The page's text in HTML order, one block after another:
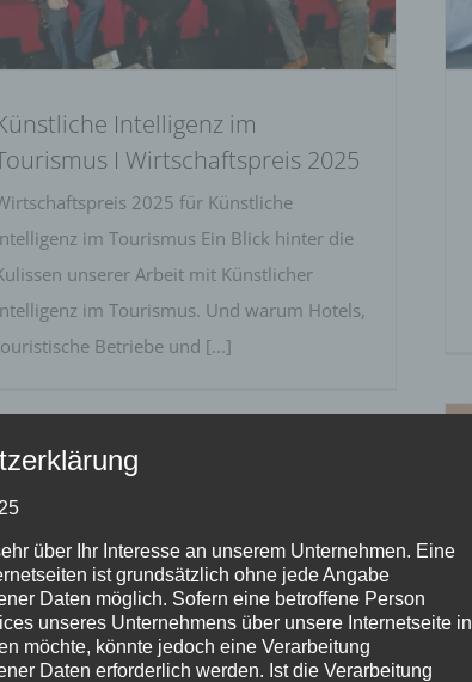
Intelligenz im
I Wirtschaftspreis 2025
2025 für Künstliche
im Tourismus Ein Blick hinter die
unserer Arbeit mit Künstlicher
im Tourismus. Und warum Hotels,
Betriebe und [...]
Web-Push-Benachrichtigungen
über Ihr Interesse an unserem Unternehmen. Eine
ist grundsätzlich ohne jede Angabe
Daten möglich. Sofern eine betroffene Person
unseres Unternehmens über unsere Internetseite in
möchte, könnte jedoch eine Verarbeitung
Daten erforderlich werden. Ist die Verarbeitung